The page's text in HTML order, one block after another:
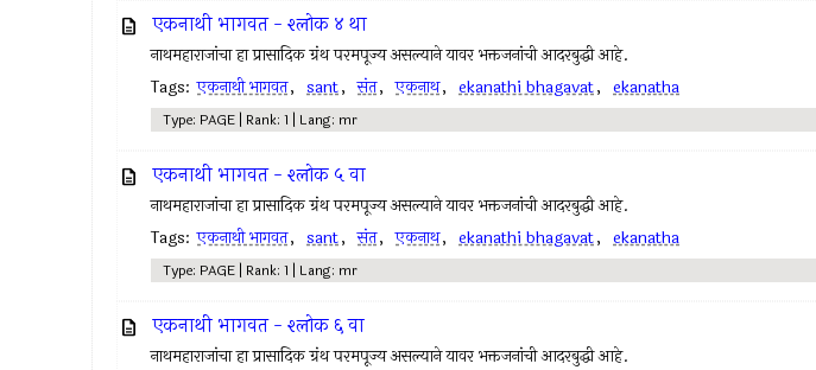
एकनाथी भागवत - श्लोक ४ था
नाथमहाराजांचा हा प्रासादिक ग्रंथ परमपूज्य असल्याने यावर भक्तजनांची आदरबुद्धी आहे.
Tags: एकनाथी भागवत, sant, संत, एकनाथ, ekanathi bhagavat, ekanatha
Type: PAGE | Rank: 1 | Lang: mr
एकनाथी भागवत - श्लोक ५ वा
नाथमहाराजांचा हा प्रासादिक ग्रंथ परमपूज्य असल्याने यावर भक्तजनांची आदरबुद्धी आहे.
Tags: एकनाथी भागवत, sant, संत, एकनाथ, ekanathi bhagavat, ekanatha
Type: PAGE | Rank: 1 | Lang: mr
एकनाथी भागवत - श्लोक ६ वा
नाथमहाराजांचा हा प्रासादिक ग्रंथ परमपूज्य असल्याने यावर भक्तजनांची आदरबुद्धी आहे.